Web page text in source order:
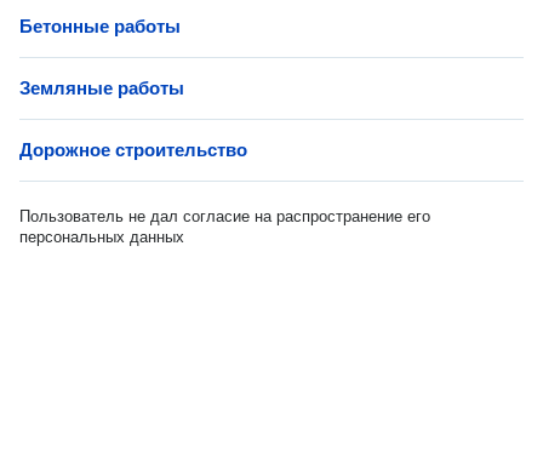
Бетонные работы
Земляные работы
Дорожное строительство
Пользователь не дал согласие на распространение его
персональных данных